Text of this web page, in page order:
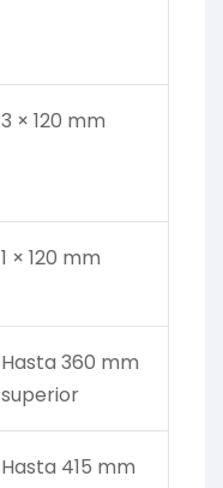
3 × 120 mm
1 × 120 mm
Hasta 360 mm
superior
Hasta 415 mm